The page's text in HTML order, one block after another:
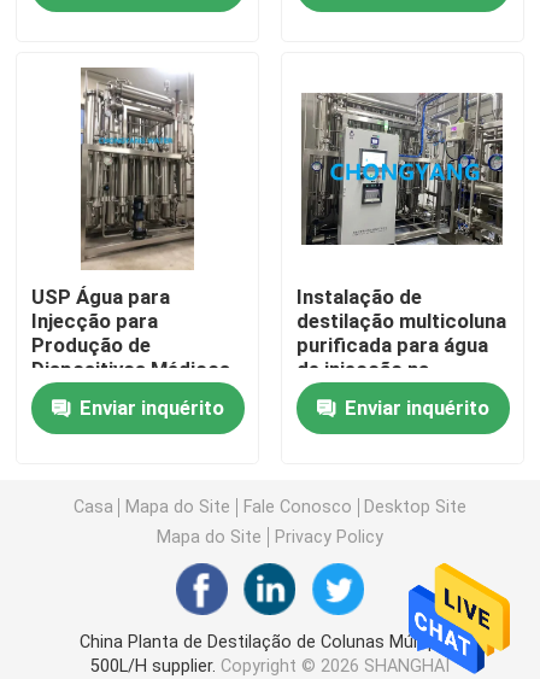
Sistemas de Água Farmacêutica
Sistemas de Destilação de Múltiplos Efeitos (MED)
Geradores de Vapor Puro (PSG)
Sistemas de preparação de solução
Sistemas CIP e SIP
Sistemas eletrónicos de água ultrapura (UPW)
Sistemas de Água Médica
Sistemas de Osmose Reversa para Dessalinização de
injecção
USP Água para
Injecção para
Produção de
Dispositivos Médicos
Implantáveis,USP
Água Estéril
Enviar inquérito
Instalação de
destilação multicoluna
purificada para água
de injecção na
indústria
farmacêutica
Enviar inquérito
Casa Mapa do Site Fale Conosco
Desktop Site
Mapa do Site
Privacy Policy
China Planta de Destilação de Colunas Múltiplas
500L/H supplier. Copyright © 2026 SHANGHAI